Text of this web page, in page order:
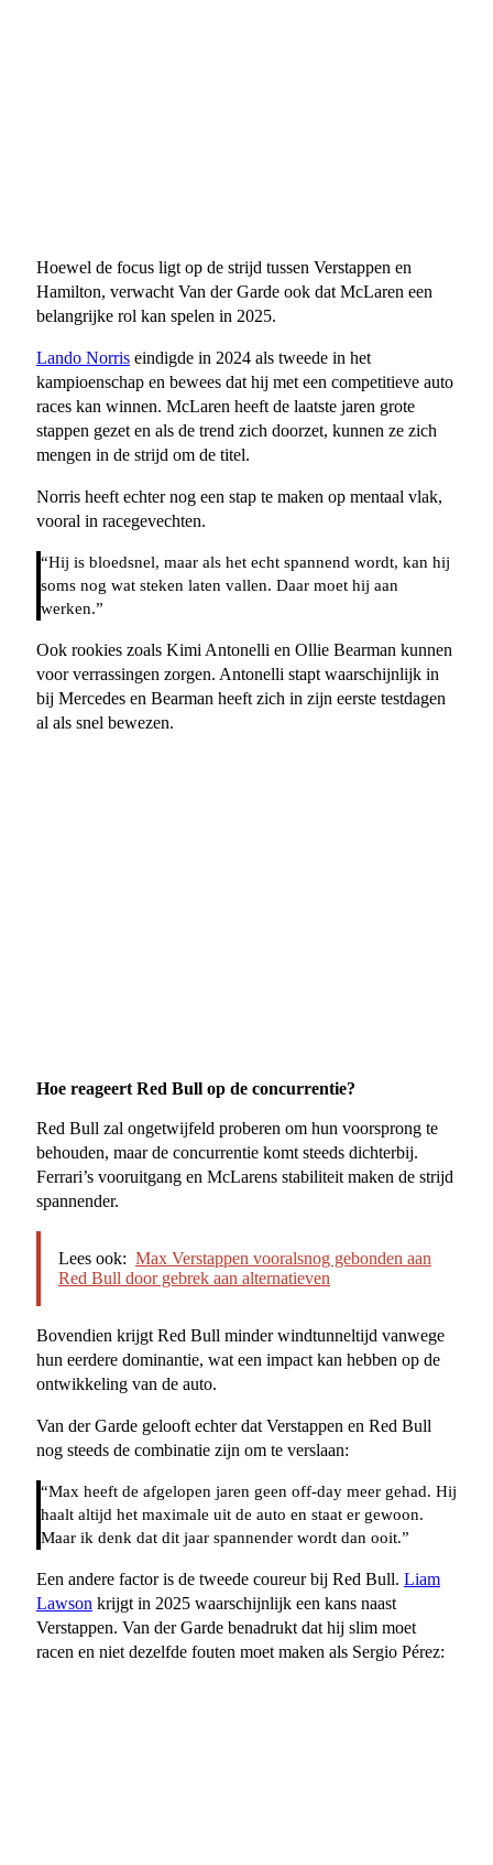
Hoewel de focus ligt op de strijd tussen Verstappen en
Hamilton, verwacht Van der Garde ook dat McLaren een
belangrijke rol kan spelen in 2025.
Lando Norris eindigde in 2024 als tweede in het
kampioenschap en bewees dat hij met een competitieve auto
races kan winnen. McLaren heeft de laatste jaren grote
stappen gezet en als de trend zich doorzet, kunnen ze zich
mengen in de strijd om de titel.
Norris heeft echter nog een stap te maken op mentaal vlak,
vooral in racegevechten.
“Hij is bloedsnel, maar als het echt spannend wordt, kan hij
soms nog wat steken laten vallen. Daar moet hij aan
werken.”
Ook rookies zoals Kimi Antonelli en Ollie Bearman kunnen
voor verrassingen zorgen. Antonelli stapt waarschijnlijk in
bij Mercedes en Bearman heeft zich in zijn eerste testdagen
al als snel bewezen.
Hoe reageert Red Bull op de concurrentie?
Red Bull zal ongetwijfeld proberen om hun voorsprong te
behouden, maar de concurrentie komt steeds dichterbij.
Ferrari’s vooruitgang en McLarens stabiliteit maken de strijd
spannender.
Lees ook: Max Verstappen vooralsnog gebonden aan
Red Bull door gebrek aan alternatieven
Bovendien krijgt Red Bull minder windtunneltijd vanwege
hun eerdere dominantie, wat een impact kan hebben op de
ontwikkeling van de auto.
Van der Garde gelooft echter dat Verstappen en Red Bull
nog steeds de combinatie zijn om te verslaan:
“Max heeft de afgelopen jaren geen off-day meer gehad. Hij
haalt altijd het maximale uit de auto en staat er gewoon.
Maar ik denk dat dit jaar spannender wordt dan ooit.”
Een andere factor is de tweede coureur bij Red Bull. Liam
Lawson krijgt in 2025 waarschijnlijk een kans naast
Verstappen. Van der Garde benadrukt dat hij slim moet
racen en niet dezelfde fouten moet maken als Sergio Pérez: